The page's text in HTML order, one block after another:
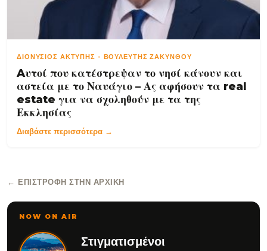
ΔΙΟΝΎΣΙΟΣ ΑΚΤΎΠΗΣ - ΒΟΥΛΕΥΤΉΣ ΖΑΚΎΝΘΟΥ
Aυτοί που κατέστρεψαν το νησί κάνουν και
αστεία με το Ναυάγιο – Ας αφήσουν τα real
estate για να σχοληθούν με τα της
Εκκλησίας
Διαβάστε περισσότερα →
← ΕΠΙΣΤΡΟΦΉ ΣΤΗΝ ΑΡΧΙΚΉ
NOW ON AIR
Στιγματισμένοι